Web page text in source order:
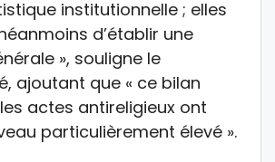
institutionnelle ; elles
d’établir une
», souligne le
ajoutant que « ce bilan
actes antireligieux ont
particulièrement élevé ».